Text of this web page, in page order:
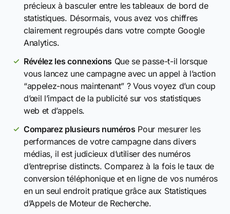
précieux à basculer entre les tableaux de bord de
statistiques. Désormais, vous avez vos chiffres
clairement regroupés dans votre compte Google
Analytics.
Révélez les connexions Que se passe-t-il lorsque
vous lancez une campagne avec un appel à l’action
“appelez-nous maintenant” ? Vous voyez d’un coup
d’œil l’impact de la publicité sur vos statistiques
web et d’appels.
Comparez plusieurs numéros Pour mesurer les
performances de votre campagne dans divers
médias, il est judicieux d’utiliser des numéros
d’entreprise distincts. Comparez à la fois le taux de
conversion téléphonique et en ligne de vos numéros
en un seul endroit pratique grâce aux Statistiques
d’Appels de Moteur de Recherche.